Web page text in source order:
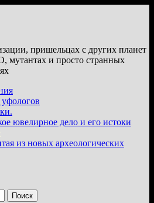
пришельцах с других планет
мутантах и просто странных
ювелирное дело и его истоки
из новых археологических